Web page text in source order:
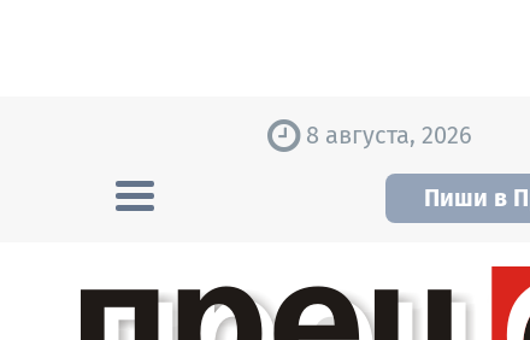
8 августа, 2026
Пиши в